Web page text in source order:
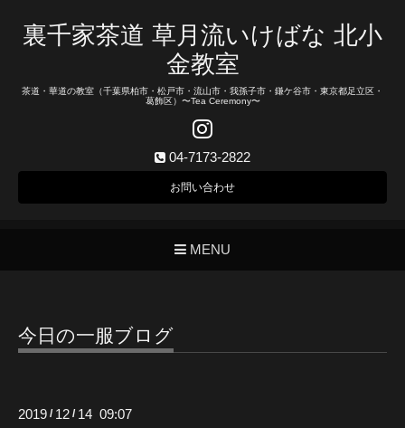
裏千家茶道 草月流いけばな 北小
金教室
茶道・華道の教室（千葉県柏市・松戸市・流山市・我孫子市・鎌ケ谷市・東京都足立区・
葛飾区）〜Tea Ceremony〜
04-7173-2822
お問い合わせ
MENU
今日の一服ブログ
2019 / 12 / 14 09:07